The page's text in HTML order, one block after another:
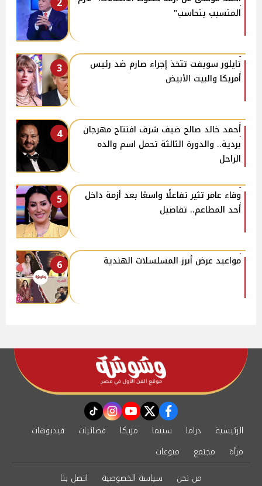
المتسبب يتحاسب"
3
تايلور سويفت تتخذ إجراء صارم ضد رئيس
أمريكا والبيت الأبيض
4
أحمد خالد صالح ضيف شرف افتتاح مهرجان
بردية.. والدورة الثالثة تحمل اسم والده
الراحل
5
وفاء عامر تثير تفاعلًا واسعًا بعد أزمة داخل
أحد المطاعم.. تفاصيل
6 مواعيد عرض أبرز المسلسلات الهندية
facebook
twitter
youtube
instagram
tiktok
الرئيسية دراما سينما مزيكا فضائيات
فيديوهات
مرأة
مجتمع
منوعات
من نحن
سياسة الخصوصية اتصل بنا